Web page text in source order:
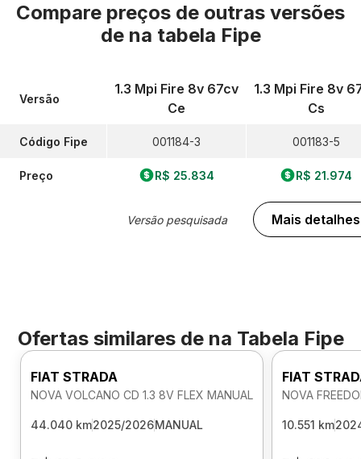
Compare preços de outras versões
de na tabela Fipe
Versão
Código Fipe
Preço
1.3 Mpi Fire 8v 67cv
Ce
001184-3
R$ 25.834
Versão pesquisada
1.3 Mpi Fire 8v
Cs
001183-5
R$ 21.974
Mais detalhes
Ofertas similares de na Tabela Fipe
FIAT STRADA
NOVA VOLCANO CD 1.3 8V FLEX MANUAL
44.040 km2025/2026MANUAL
FIAT
NOVA
10.551 km